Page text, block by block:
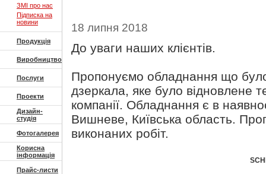
ЗМІ про нас
Підписка на
новини
Продукція
Виробництво
Послуги
Проекти
Дизайн-
студія
Фотогалерея
Корисна
інформація
Прайс-листи
18 липня 2018
До уваги наших клієнтів.
Пропонуємо обладнання що
дзеркала, яке було відновлене
компанії. Обладнання є в
Вишневе, Київська область.
виконаних робіт.